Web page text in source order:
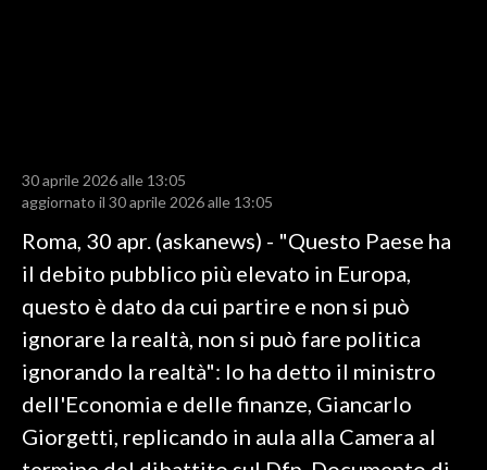
RISULTATI E CLASSIFICHE
CALCIO REGIONALE
BASKET
VOLLEY
MOTORI
TENNIS
ALTRI SPORT
30 aprile 2026 alle 13:05
aggiornato il 30 aprile 2026 alle 13:05
Roma, 30 apr. (askanews) - "Questo Paese ha
il debito pubblico più elevato in Europa,
questo è dato da cui partire e non si può
ignorare la realtà, non si può fare politica
ignorando la realtà": lo ha detto il ministro
dell'Economia e delle finanze, Giancarlo
Giorgetti, replicando in aula alla Camera al